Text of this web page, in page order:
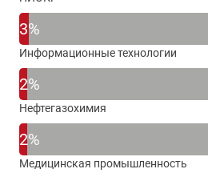
3%
Информационные технологии
2%
Нефтегазохимия
2%
Медицинская промышленность